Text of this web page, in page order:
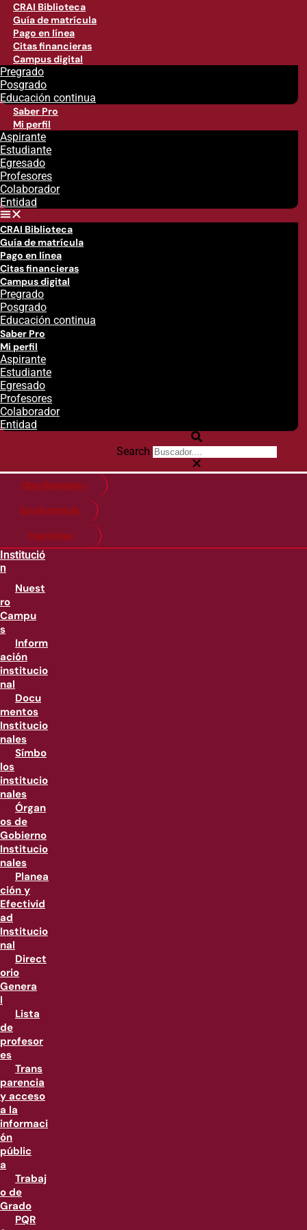
CRAI Biblioteca
Guía de matrícula
Pago en línea
Citas financieras
Campus digital
Pregrado
Posgrado
Educación continua
Saber Pro
Mi perfil
Aspirante
Estudiante
Egresado
Profesores
Colaborador
Entidad
CRAI Biblioteca
Guía de matrícula
Pago en línea
Citas financieras
Campus digital
Pregrado
Posgrado
Educación continua
Saber Pro
Mi perfil
Aspirante
Estudiante
Egresado
Profesores
Colaborador
Entidad
Search
Citas financieras
Guía de matricula
Pago en línea
Institució
n
Nuest
ro
Campu
s
Inform
ación
institucio
nal
Docu
mentos
Institucio
nales
Símbo
los
institucio
nales
Órgan
os de
Gobierno
Institucio
nales
Planea
ción y
Efectivid
ad
Institucio
nal
Direct
orio
Genera
l
Lista
de
profesor
es
Trans
parencia
y acceso
a la
informaci
ón
públic
a
Trabaj
o de
Grado
PQR